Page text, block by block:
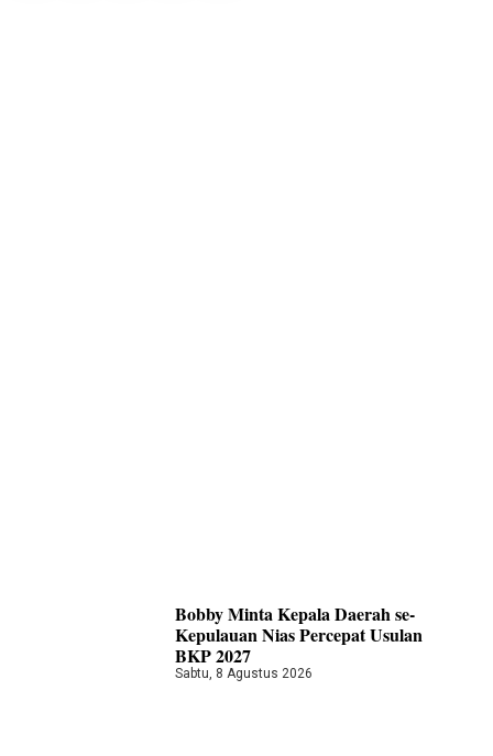
Bobby Minta Kepala Daerah se-
Kepulauan Nias Percepat Usulan
BKP 2027
Sabtu, 8 Agustus 2026